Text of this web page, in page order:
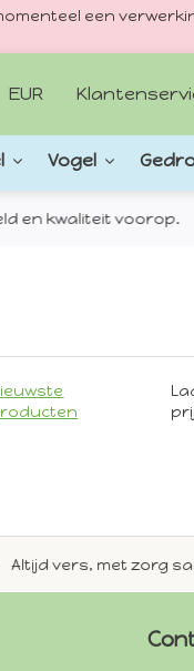
een
EUR
Vogel
kwaliteit voorop.
met zorg